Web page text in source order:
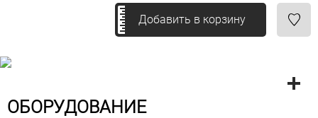
Добавить в корзину
ОБОРУДОВАНИЕ